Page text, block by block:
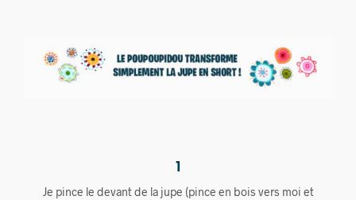
1
Je pince le devant de la jupe (pince en bois vers moi et